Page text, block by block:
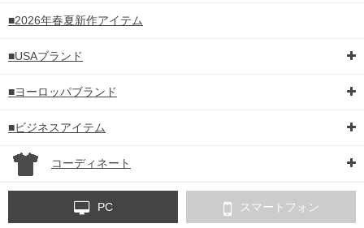
■2026年春夏新作アイテム
■USAブランド
■ヨーロッパブランド
■ビジネスアイテム
コーディネート
PC スマートフォン